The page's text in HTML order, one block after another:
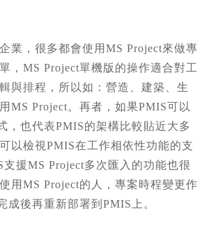
業，很多都會使用MS Project來做專
，MS Project單機版的操作適合對工
與排程，所以如：營造、建築、生
MS Project。再者，如果PMIS可以
，也代表PMIS的架構比較貼近大多
以檢視PMIS在工作相依性功能的支
援MS Project多次匯入的功能也很
用MS Project的人，專案時程變更作
成後再重新部署到PMIS上。